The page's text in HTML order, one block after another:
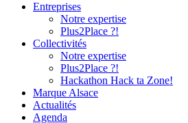
Entreprises
Notre expertise
Plus2Place ?!
Collectivités
Notre expertise
Plus2Place ?!
Hackathon Hack ta Zone!
Marque Alsace
Actualités
Agenda